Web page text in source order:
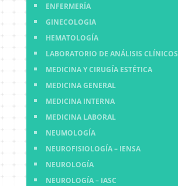
ENFERMERÍA
GINECOLOGIA
HEMATOLOGÍA
LABORATORIO DE ANÁLISIS CLÍNICOS
MEDICINA Y CIRUGÍA ESTÉTICA
MEDICINA GENERAL
MEDICINA INTERNA
MEDICINA LABORAL
NEUMOLOGÍA
NEUROFISIOLOGÍA – IENSA
NEUROLOGÍA
NEUROLOGÍA – IASC